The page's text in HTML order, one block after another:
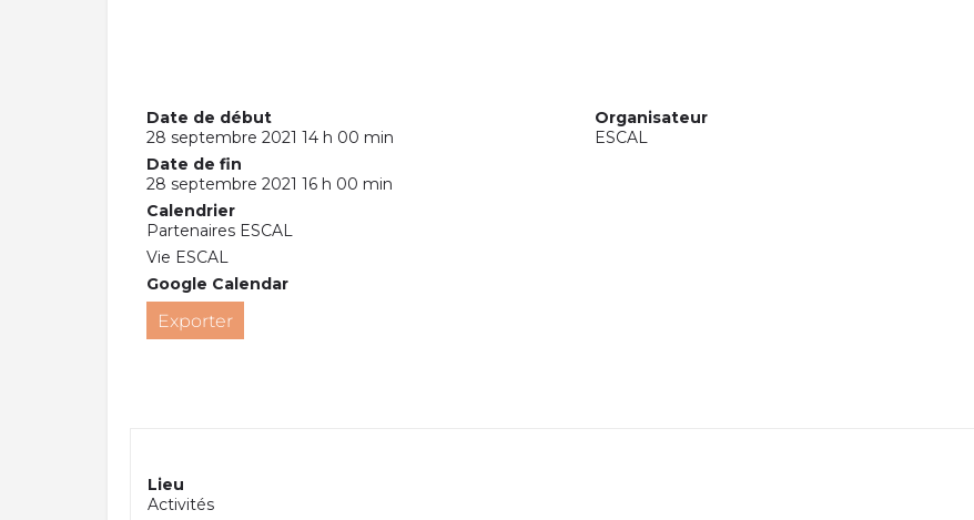
Date de début
28 septembre 2021 14 h 00 min
Date de fin
28 septembre 2021 16 h 00 min
Calendrier
Partenaires ESCAL
Vie ESCAL
Google Calendar
Exporter
Organisateur
ESCAL
Lieu
Activités